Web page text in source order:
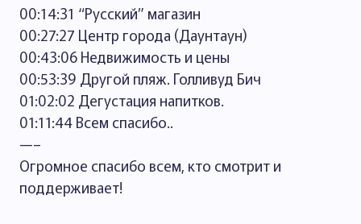
00:14:31 “Русский” магазин
00:27:27 Центр города (Даунтаун)
00:43:06 Недвижимость и цены
00:53:39 Другой пляж. Голливуд Бич
01:02:02 Дегустация напитков.
01:11:44 Всем спасибо..
—–
Огромное спасибо всем, кто смотрит и
поддерживает!